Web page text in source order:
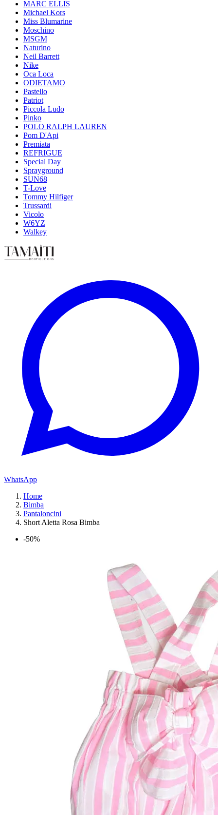
MARC ELLIS
Michael Kors
Miss Blumarine
Moschino
MSGM
Naturino
Neil Barrett
Nike
Oca Loca
ODIETAMO
Pastello
Patriot
Piccola Ludo
Pinko
POLO RALPH LAUREN
Pom D'Api
Premiata
REFRIGUE
Special Day
Sprayground
SUN68
T-Love
Tommy Hilfiger
Trussardi
Vicolo
W6YZ
Walkey
WhatsApp
Home
Bimba
Pantaloncini
Short Aletta Rosa Bimba
-50%